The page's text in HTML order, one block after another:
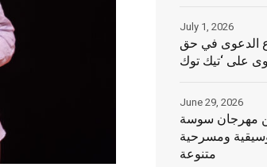
الدعوى في حق
July 1, 2026
الدورة 67 من مهرجان سوسة
ومسرحية
متنوعة
June 29, 2026